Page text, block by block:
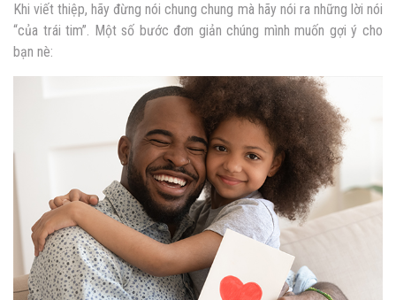
Khi viết thiệp, hãy đừng nói chung chung mà hãy nói ra những lời nói
“của trái tim”. Một số bước đơn giản chúng mình muốn gợi ý cho
bạn nè: